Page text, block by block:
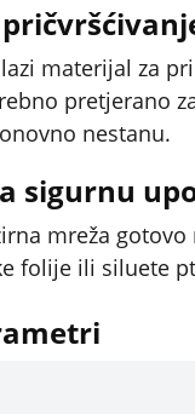
materijal za
pretjerano
nestanu.
sigurnu
mreža
folije ili siluete